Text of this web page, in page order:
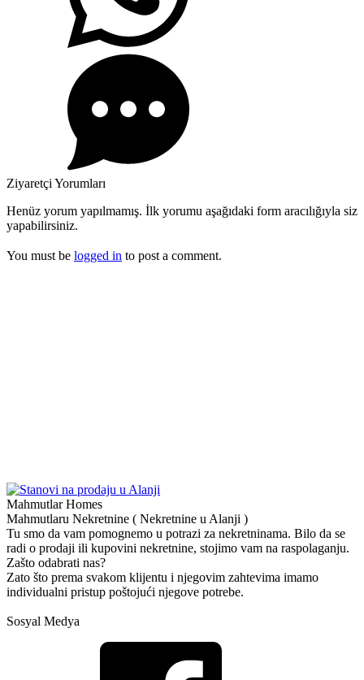
Ziyaretçi Yorumları
Henüz yorum yapılmamış. İlk yorumu aşağıdaki form aracılığıyla siz
yapabilirsiniz.
You must be logged in to post a comment.
Mahmutlar Homes
Mahmutlaru Nekretnine ( Nekretnine u Alanji )
Tu smo da vam pomognemo u potrazi za nekretninama. Bilo da se
radi o prodaji ili kupovini nekretnine, stojimo vam na raspolaganju.
Zašto odabrati nas?
Zato što prema svakom klijentu i njegovim zahtevima imamo
individualni pristup poštojući njegove potrebe.
Sosyal Medya